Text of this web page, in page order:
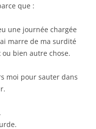
que :
une journée chargée
ai marre de ma surdité
ou bien autre chose.
moi pour sauter dans